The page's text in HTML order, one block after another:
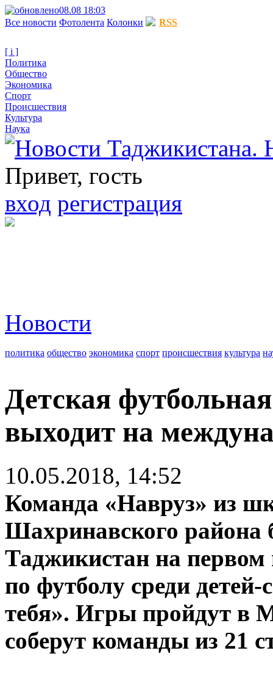
08.08 18:03
Все новости Фотолента Колонки RSS
[ i ]
Политика
Общество
Экономика
Спорт
Происшествия
Культура
Наука
Привет, гость
вход регистрация
Новости
политика общество экономика спорт происшествия культура
Детская
выходит на
10.05.2018, 14:52
Команда «Навруз» из
Шахринавского района
Таджикистан на
по футболу среди
тебя». Игры пройдут в
соберут команды из 21